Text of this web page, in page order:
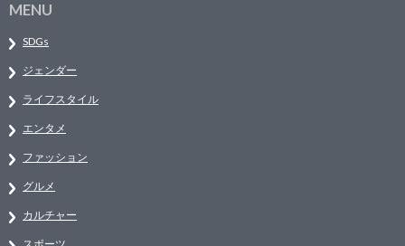
MENU
SDGs
ジェンダー
ライフスタイル
エンタメ
ファッション
グルメ
カルチャー